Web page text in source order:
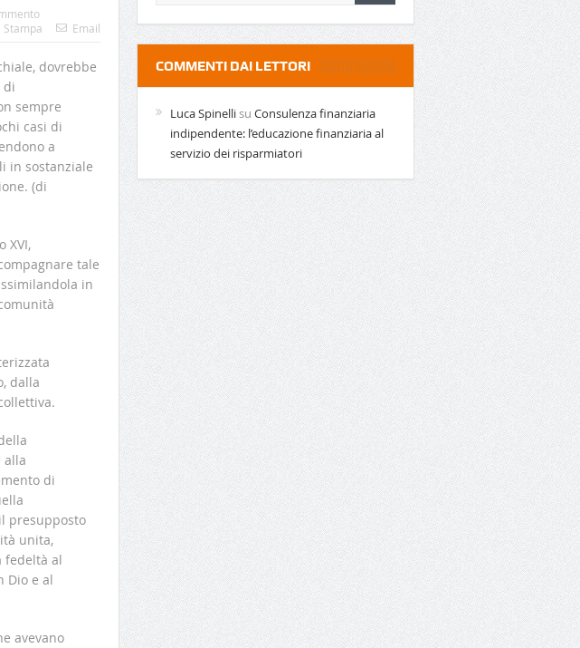
Stampa
Email
dovrebbe
di
sempre
casi di
a
in sostanziale
(di
XVI,
tale
in
dalla
alla
di
presupposto
unita,
fedeltà al
Dio e al
avevano
COMMENTI DAI LETTORI
Luca Spinellisu Consulenza finanziaria
indipendente: l’educazione finanziaria al
servizio dei risparmiatori